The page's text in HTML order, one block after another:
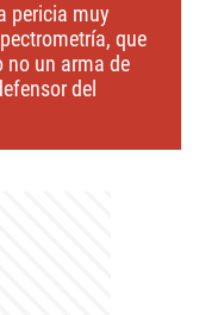
pericia muy
que
no un arma de
del